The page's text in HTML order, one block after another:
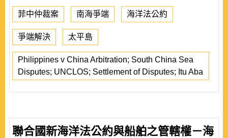
菲中仲裁案 南海爭端 海洋法公約
爭端解決 太平島
Philippines v China Arbitration; South China Sea
Disputes; UNCLOS; Settlement of Disputes; Itu Aba
聯合國新海洋法公約與船舶之管轄權－海